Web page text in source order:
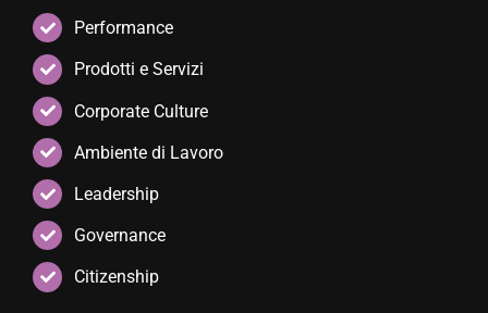
Performance
Prodotti e Servizi
Corporate Culture
Ambiente di Lavoro
Leadership
Governance
Citizenship